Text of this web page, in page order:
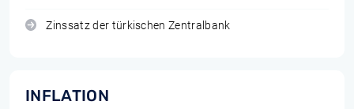
Zinssatz der türkischen Zentralbank
INFLATION